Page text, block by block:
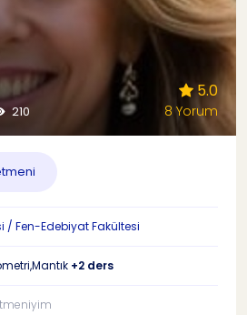
210
5.0
8 Yorum
/ Fen-Edebiyat Fakültesi
+2 ders